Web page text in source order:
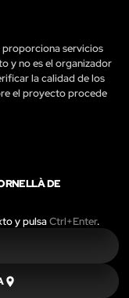
proporciona servicios
y no es el organizador
la calidad de los
el proyecto procede
DE
y pulsaCtrl+Enter.